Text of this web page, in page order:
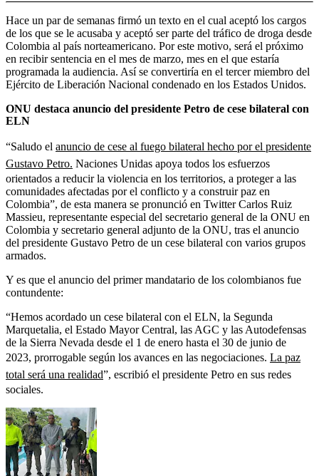
Hace un par de semanas firmó un texto en el cual aceptó los cargos
de los que se le acusaba y aceptó ser parte del tráfico de droga desde
Colombia al país norteamericano. Por este motivo, será el próximo
en recibir sentencia en el mes de marzo, mes en el que estaría
programada la audiencia. Así se convertiría en el tercer miembro del
Ejército de Liberación Nacional condenado en los Estados Unidos.
ONU destaca anuncio del presidente Petro de cese bilateral con
ELN
“Saludo el anuncio de cese al fuego bilateral hecho por el presidente
Gustavo Petro. Naciones Unidas apoya todos los esfuerzos
orientados a reducir la violencia en los territorios, a proteger a las
comunidades afectadas por el conflicto y a construir paz en
Colombia”, de esta manera se pronunció en Twitter Carlos Ruiz
Massieu, representante especial del secretario general de la ONU en
Colombia y secretario general adjunto de la ONU, tras el anuncio
del presidente Gustavo Petro de un cese bilateral con varios grupos
armados.
Y es que el anuncio del primer mandatario de los colombianos fue
contundente:
“Hemos acordado un cese bilateral con el ELN, la Segunda
Marquetalia, el Estado Mayor Central, las AGC y las Autodefensas
de la Sierra Nevada desde el 1 de enero hasta el 30 de junio de
2023, prorrogable según los avances en las negociaciones. La paz
total será una realidad”, escribió el presidente Petro en sus redes
sociales.